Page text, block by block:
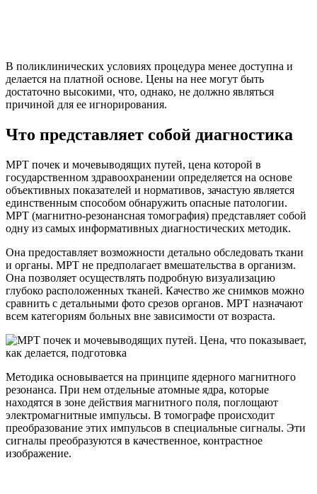
В поликлинических условиях процедура менее доступна и
делается на платной основе. Цены на нее могут быть
достаточно высокими, что, однако, не должно являться
причиной для ее игнорирования.
Что представляет собой диагностика
МРТ почек и мочевыводящих путей, цена которой в
государственном здравоохранении определяется на основе
объективных показателей и нормативов, зачастую является
единственным способом обнаружить опасные патологии.
МРТ (магнитно-резонансная томография) представляет собой
одну из самых информативных диагностических методик.
Она предоставляет возможности детально обследовать ткани
и органы. МРТ не предполагает вмешательства в организм.
Она позволяет осуществлять подробную визуализацию
глубоко расположенных тканей. Качество же снимков можно
сравнить с детальными фото срезов органов. МРТ назначают
всем категориям больных вне зависимости от возраста.
Методика основывается на принципе ядерного магнитного
резонанса. При нем отдельные атомные ядра, которые
находятся в зоне действия магнитного поля, поглощают
электромагнитные импульсы. В томографе происходит
преобразование этих импульсов в специальные сигналы. Эти
сигналы преобразуются в качественное, контрастное
изображение.